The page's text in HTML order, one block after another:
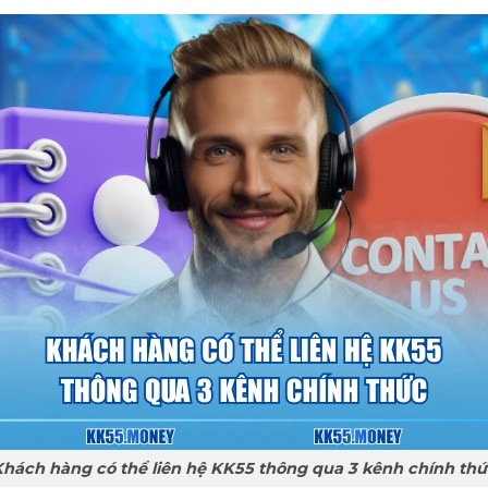
hàng có thể liên hệ KK55 thông qua 3 kênh chính